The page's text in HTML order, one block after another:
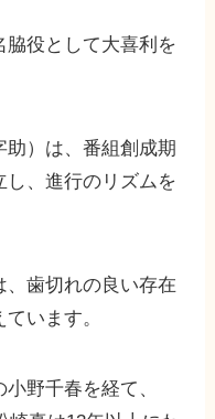
役として大喜利を
）は、番組創成期
し、進行のリズムを
歯切れの良い存在
います。
野千春を経て、